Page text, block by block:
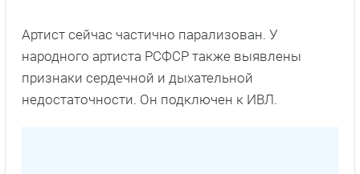
Артист сейчас частично парализован. У
народного артиста РСФСР также выявлены
признаки сердечной и дыхательной
недостаточности. Он подключен к ИВЛ.